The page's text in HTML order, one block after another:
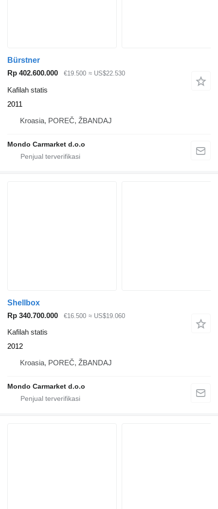
Bürstner
Rp 402.600.000
€19.500 ≈ US$22.530
Kafilah statis
2011
Kroasia, POREČ, ŽBANDAJ
Mondo Carmarket d.o.o
Shellbox
Rp 340.700.000
€16.500 ≈ US$19.060
Kafilah statis
2012
Kroasia, POREČ, ŽBANDAJ
Mondo Carmarket d.o.o